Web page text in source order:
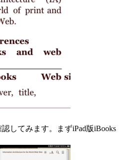
してみます。まずiPad版iBooks